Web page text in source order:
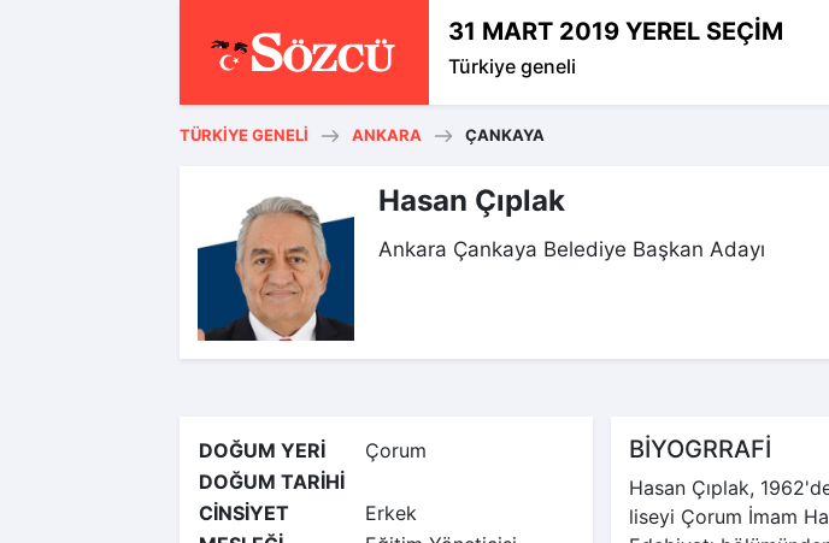
31 MART 2019 YEREL SEÇİM
Türkiye geneli
TÜRKIYE GENELI ANKARA ÇANKAYA
Hasan Çıplak
Ankara Çankaya Belediye Başkan Adayı
DOĞUM YERİ
Çorum
DOĞUM TARİHİ
CİNSİYET
Erkek
BİYOGRRAFİ
Hasan Çıplak,
liseyi Çorum İmam